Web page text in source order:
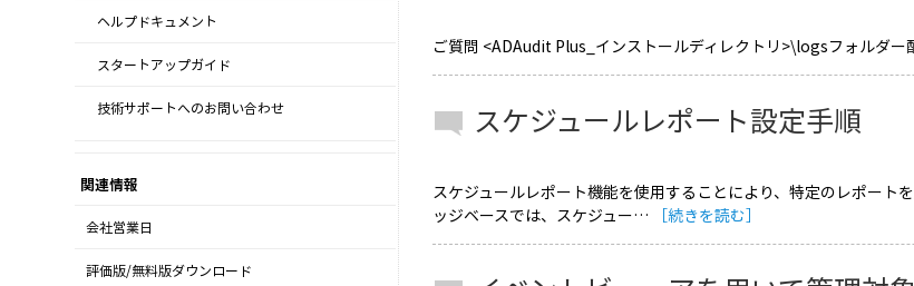
ヘルプドキュメント
スタートアップガイド
技術サポートへのお問い合わせ
関連情報
会社営業日
評価版/無料版ダウンロード
ご質問 <ADAudit Plus_インストールディレクトリ>\logsフォルダ
スケジュールレポート設定手順
スケジュールレポート機能を使用することにより、特定のレポート
ッジベースでは、スケジュー…
［続きを読む］